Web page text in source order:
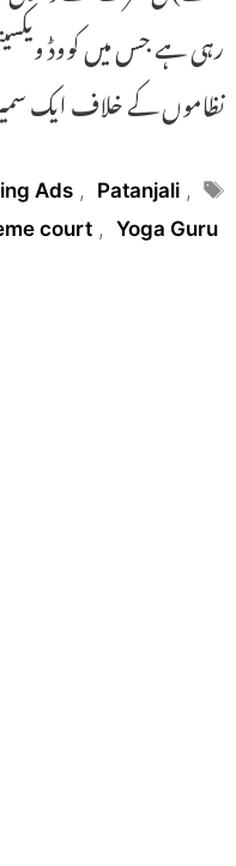
رہی ہے جس میں کووڈ
نظاموں کے خلاف ایک سمیر
Tags
Ads , Patanjali ,
court , Yoga Guru